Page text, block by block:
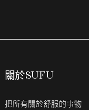
關於SUFU
把所有關於舒服的事物